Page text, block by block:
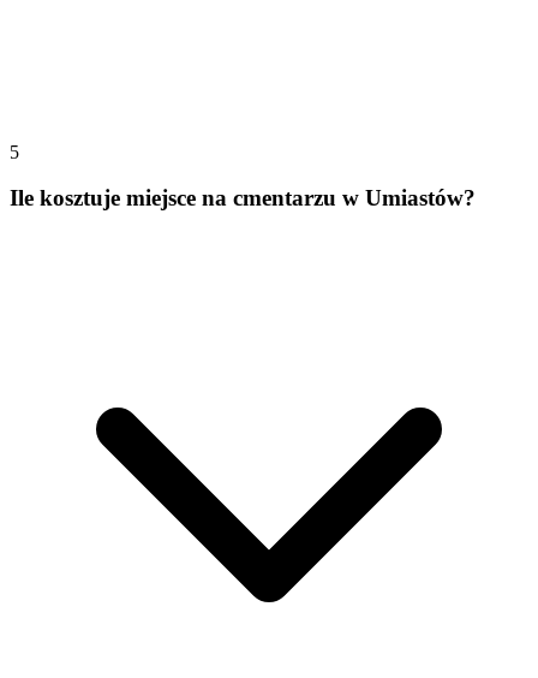
5
Ile kosztuje miejsce na cmentarzu w Umiastów?